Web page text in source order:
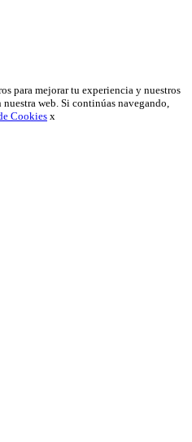
para mejorar tu experiencia y nuestros
web. Si continúas navegando,
Cookiesx